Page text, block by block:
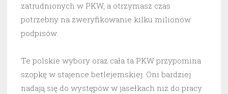
zatrudnionych w PKW, a otrzymasz czas
potrzebny na zweryfikowanie kilku milionów
podpisów.
Te polskie wybory oraz cała ta PKW przypomina
szopkę w stajence betlejemskiej. Oni bardziej
nadają się do występów w jasełkach niż do pracy